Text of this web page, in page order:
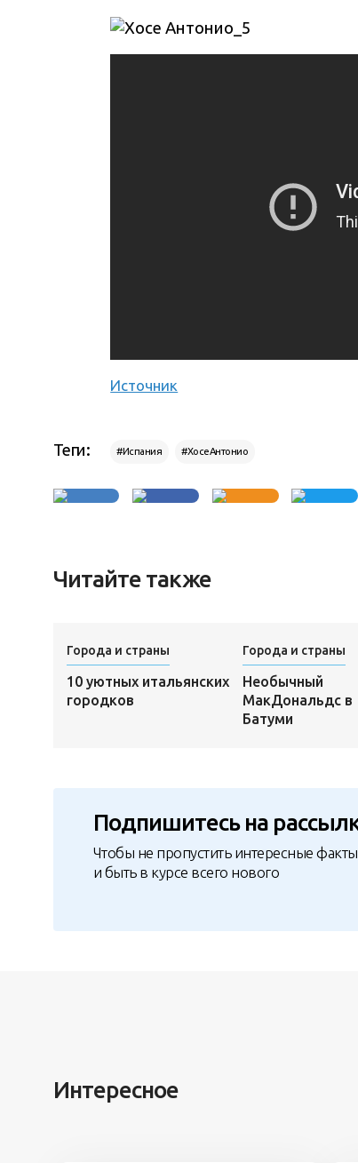
Источник
Теги: #Испания #ХосеАнтонио
Читайте также
Города и страны
10 уютных итальянских
городков
Города и страны
Необычный
МакДональдс в
Батуми
Подпишитесь на
Чтобы не пропустить интересные факты
и быть в курсе всего нового
Интересное